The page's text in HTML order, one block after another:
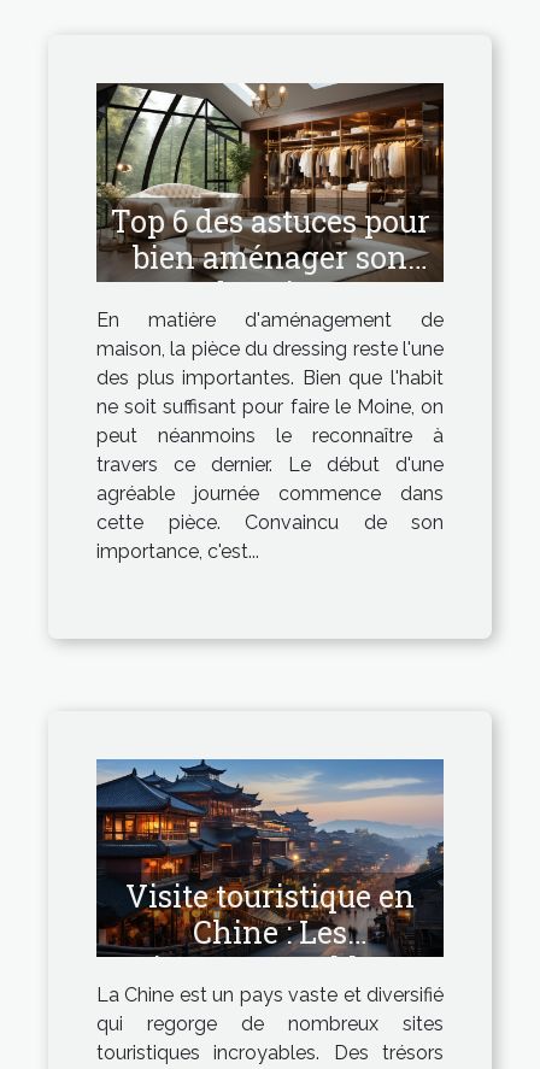
Top 6 des astuces pour
bien aménager son
dressing
En matière d'aménagement de
maison, la pièce du dressing reste l'une
des plus importantes. Bien que l'habit
ne soit suffisant pour faire le Moine, on
peut néanmoins le reconnaître à
travers ce dernier. Le début d'une
agréable journée commence dans
cette pièce. Convaincu de son
importance, c'est...
Visite touristique en
Chine : Les
incontournables
La Chine est un pays vaste et diversifié
qui regorge de nombreux sites
touristiques incroyables. Des trésors